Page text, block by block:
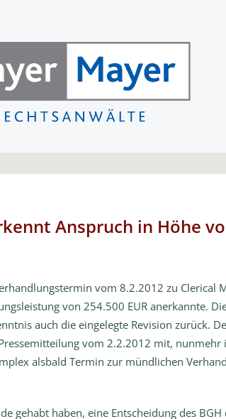
Anspruch in Höhe
vom 8.2.2012 zu Clerical
von 254.500 EUR anerkannte.
auch die eingelegte Revision zurück.
vom 2.2.2012 mit, nunmehr
alsbald Termin zur mündlichen
gehabt haben, eine Entscheidung des BGH